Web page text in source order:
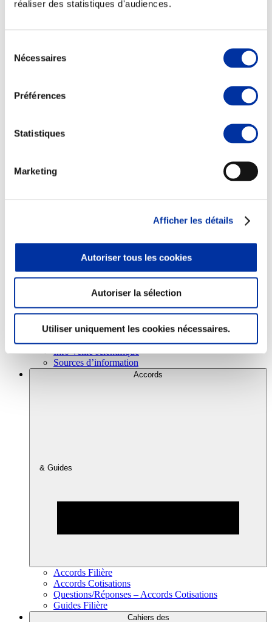
réaliser des statistiques d'audiences.
Nécessaires
Préférences
Statistiques
Marketing
Afficher les détails
Autoriser tous les cookies
Autoriser la sélection
Utiliser uniquement les cookies nécessaires.
Partenaire Climat
Consommation
Viandes et santé
Juste rémunération et attractivité des métiers
Info-veille scientifique
Sources d’information
Accords
& Guides
Accords Filière
Accords Cotisations
Questions/Réponses – Accords Cotisations
Guides Filière
Cahiers des